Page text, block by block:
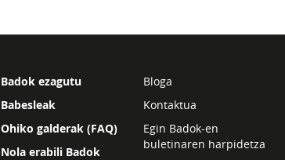
Badok ezagutu
Babesleak
Ohiko galderak (FAQ)
Nola erabili Badok
Bloga
Kontaktua
Egin Badok-en
buletinaren harpidetza